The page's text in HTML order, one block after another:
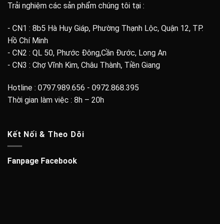
Trải nghiệm các sản phẩm chúng tôi tại :
- CN1 : 8b5 Hà Huy Giáp, Phường Thạnh Lộc, Quận 12, TP.
Hồ Chí Minh
- CN2 : QL 50, Phước Đông,Cần Đước, Long An
- CN3 : Chợ Vĩnh Kim, Châu Thành, Tiền Giang
Hotline : 0797.989.656 - 0972.868.395
Thời gian làm việc : 8h – 20h
Kết Nối & Theo Dõi
Fanpage Facebook